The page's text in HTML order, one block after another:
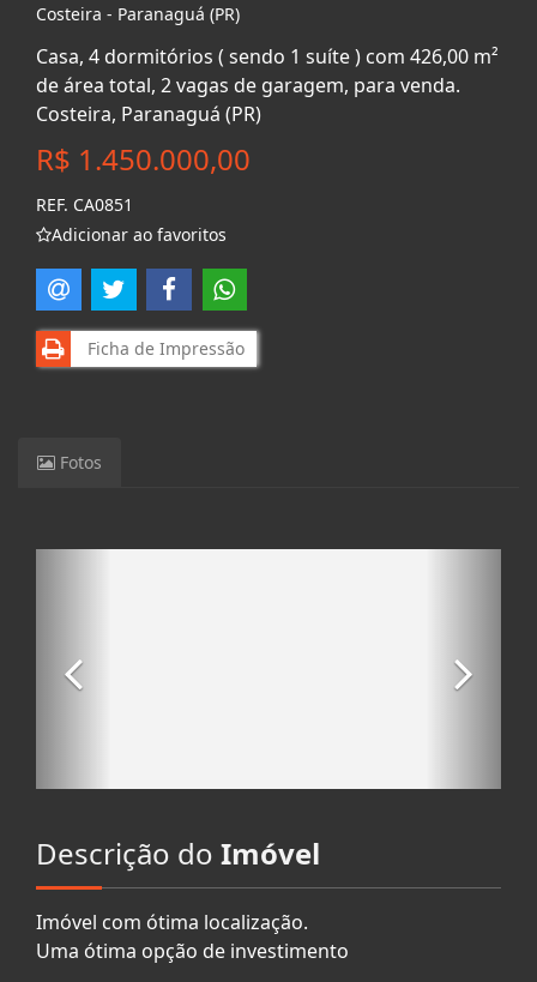
Costeira - Paranaguá (PR)
Casa, 4 dormitórios ( sendo 1 suíte ) com 426,00 m²
de área total, 2 vagas de garagem, para venda.
Costeira, Paranaguá (PR)
R$ 1.450.000,00
REF. CA0851
Adicionar ao favoritos
Ficha de Impressão
Fotos
Descrição do Imóvel
Imóvel com ótima localização.
Uma ótima opção de investimento